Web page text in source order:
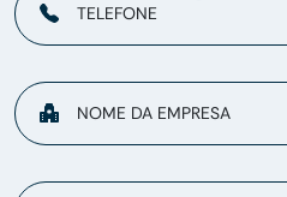
TELEFONE
NOME DA EMPRESA